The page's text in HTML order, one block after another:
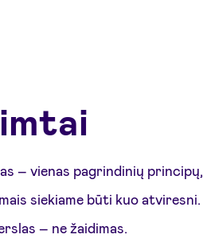
– vienas pagrindinių principų,
siekiame būti kuo atviresni.
– ne žaidimas.